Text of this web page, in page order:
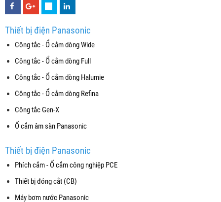
Thiết bị điện Panasonic
Công tắc - Ổ cắm dòng Wide
Công tắc - Ổ cắm dòng Full
Công tắc - Ổ cắm dòng Halumie
Công tắc - Ổ cắm dòng Refina
Công tắc Gen-X
Ổ cắm âm sàn Panasonic
Thiết bị điện Panasonic
Phích cắm - Ổ cắm công nghiệp PCE
Thiết bị đóng cắt (CB)
Máy bơm nước Panasonic